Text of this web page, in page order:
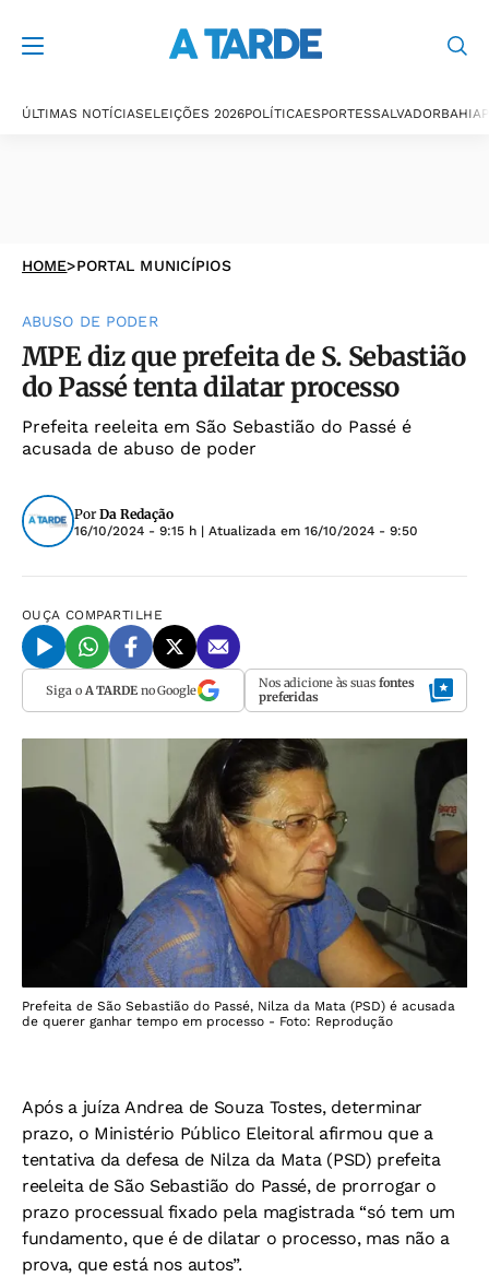
ÚLTIMAS NOTÍCIASELEIÇÕES 2026POLÍTICAESPORTESSALVADORBAHIA
HOME>PORTAL MUNICÍPIOS
ABUSO DE PODER
MPE diz que prefeita de S. Sebastião
do Passé tenta dilatar processo
Prefeita reeleita em São Sebastião do Passé é
acusada de abuso de poder
Por Da Redação
16/10/2024 - 9:15 h | Atualizada em 16/10/2024 - 9:50
OUÇA COMPARTILHE
Siga o A TARDEno Google Nos adicione às suas fontes
preferidas
Prefeita de São Sebastião do Passé, Nilza da Mata (PSD) é acusada
de querer ganhar tempo em processo - Foto: Reprodução
Após a juíza Andrea de Souza Tostes, determinar
prazo, o Ministério Público Eleitoral afirmou que a
tentativa da defesa de Nilza da Mata (PSD) prefeita
reeleita de São Sebastião do Passé, de prorrogar o
prazo processual fixado pela magistrada “só tem um
fundamento, que é de dilatar o processo, mas não a
prova, que está nos autos”.